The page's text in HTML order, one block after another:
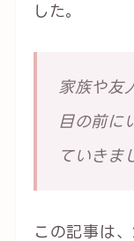
した。
家族や友
目の前に
ていきま
この記事は